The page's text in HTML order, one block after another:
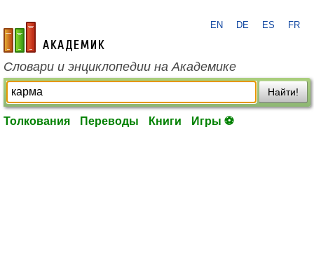
academic.ru
EN DE ES FR
Словари и энциклопедии на Академике
Найти!
Толкования Переводы Книги Игры ⚽